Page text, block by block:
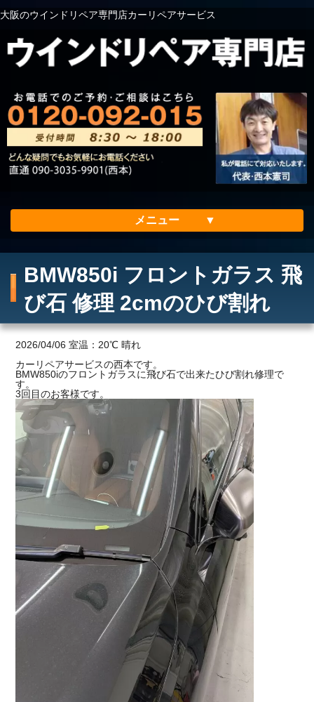
大阪のウインドリペア専門店カーリペアサービス
メニュー
会社案内
メリット
ご利用の流れ
価格
BMW850i フロントガラス 飛
び石 修理 2cmのひび割れ
2026/04/06 室温：20℃ 晴れ
カーリペアサービスの西本です。
BMW850iのフロントガラスに飛び石で出来たひび割れ修理で
す。
3回目のお客様です。